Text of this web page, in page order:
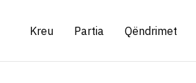
Kreu Partia Qëndrimet